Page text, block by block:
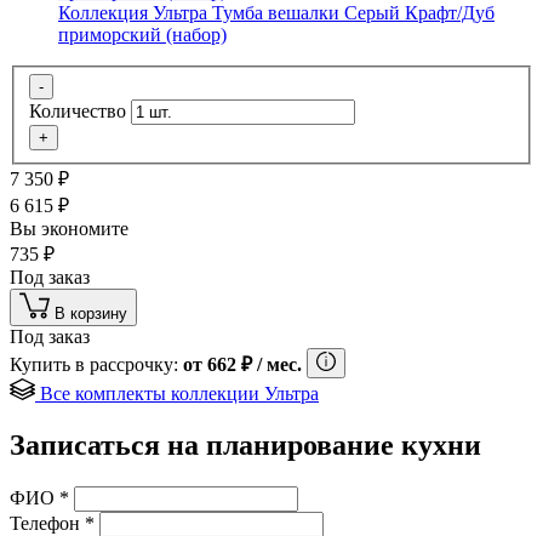
Коллекция Ультра Тумба вешалки Серый Крафт/Дуб
приморский (набор)
-
Количество
+
7 350 ₽
6 615 ₽
Вы экономите
735 ₽
Под заказ
В корзину
Под заказ
Купить в рассрочку: от 662 ₽/ мес.
Все комплекты коллекции Ультра
Записаться на планирование кухни
ФИО *
Телефон *